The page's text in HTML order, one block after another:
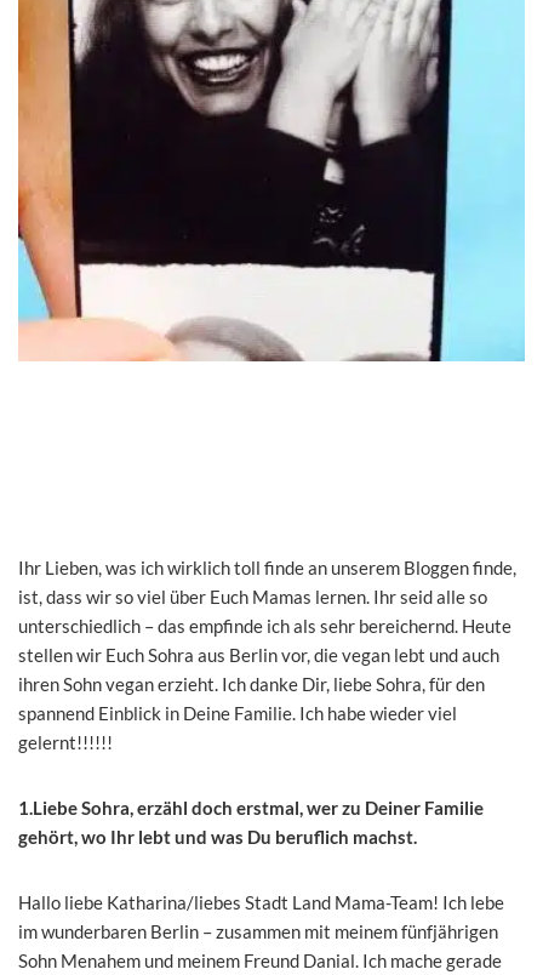
Ihr Lieben, was ich wirklich toll finde an unserem Bloggen finde,
ist, dass wir so viel über Euch Mamas lernen. Ihr seid alle so
unterschiedlich – das empfinde ich als sehr bereichernd. Heute
stellen wir Euch Sohra aus Berlin vor, die vegan lebt und auch
ihren Sohn vegan erzieht. Ich danke Dir, liebe Sohra, für den
spannend Einblick in Deine Familie. Ich habe wieder viel
gelernt!!!!!!
1.Liebe Sohra, erzähl doch erstmal, wer zu Deiner Familie
gehört, wo Ihr lebt und was Du beruflich machst.
Hallo liebe Katharina/liebes Stadt Land Mama-Team! Ich lebe
im wunderbaren Berlin – zusammen mit meinem fünfjährigen
Sohn Menahem und meinem Freund Danial. Ich mache gerade